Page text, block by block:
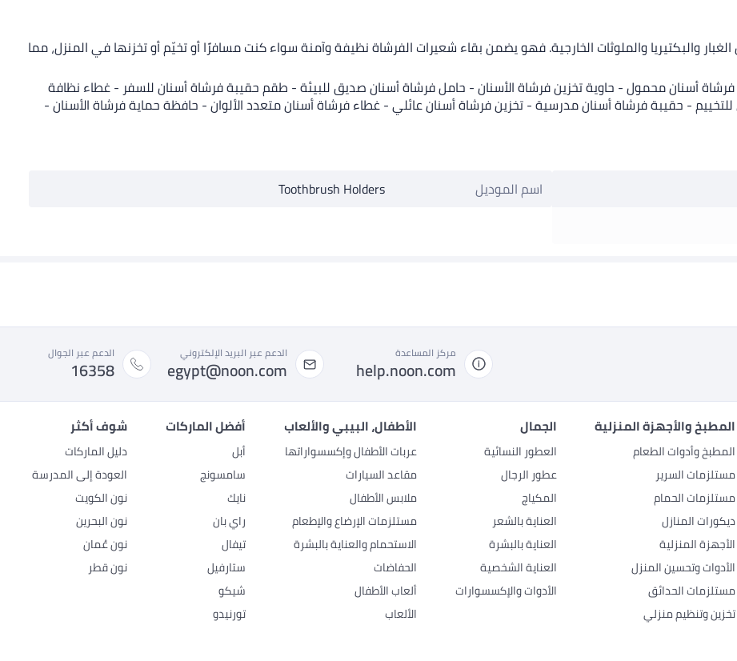
والبكتيريا والملوثات الخارجية. فهو يضمن بقاء شعيرات الفرشاة نظيفة وآمنة سواء كنت مسافرًا أو تخيّم أو تخزنها في المنزل، مما
أسنان محمول - حاوية تخزين فرشاة الأسنان - حامل فرشاة أسنان صديق للبيئة - طقم حقيبة فرشاة أسنان للسفر - غطاء نظافة
- حقيبة فرشاة أسنان مدرسية - تخزين فرشاة أسنان عائلي - غطاء فرشاة أسنان متعدد الألوان - حافظة حماية فرشاة الأسنان -
اسم الموديل Toothbrush Holders
مركز المساعدة
help.noon.com
الدعم عبر البريد الإلكتروني
egypt@noon.com
الدعم عبر الجوال
16358
المطبخ والأجهزة المنزلية
المطبخ وأدوات الطعام
مستلزمات السرير
مستلزمات الحمام
ديكورات المنازل
الأجهزة المنزلية
الأدوات وتحسين المنزل
مستلزمات الحدائق
تخزين وتنظيم منزلي
الجمال
العطور النسائية
عطور الرجال
المكياج
العناية بالشعر
العناية بالبشرة
العناية الشخصية
الأدوات والإكسسوارات
الأطفال، البيبي والألعاب
عربات الأطفال وإكسسواراتها
مقاعد السيارات
ملابس الأطفال
مستلزمات الإرضاع والإطعام
الاستحمام والعناية بالبشرة
الحفاضات
ألعاب الأطفال
الألعاب
أفضل الماركات
أبل
سامسونج
نايك
راي بان
تيفال
ستارفيل
شيكو
تورنيدو
شوف أكثر
دليل الماركات
العودة إلى المدرسة
نون الكويت
نون البحرين
نون عُمان
نون قطر